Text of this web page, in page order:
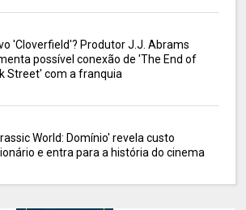
'Cloverfield'? Produtor J.J. Abrams
possível conexão de 'The End of
Street' com a franquia
World: Domínio' revela custo
e entra para a história do cinema